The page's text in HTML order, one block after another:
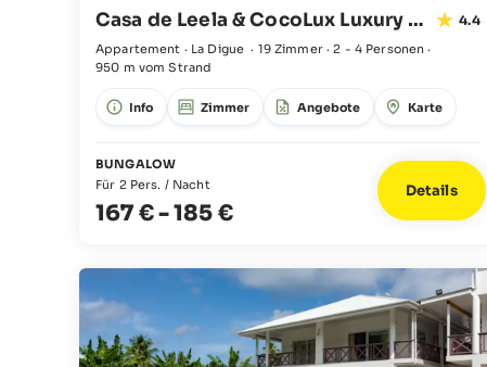
Casa de Leela & CocoLux Luxury Apartments 4.4
Appartement · La Digue · 19 Zimmer·2 - 4 Personen ·
950 m vom Strand
Info Zimmer Angebote Karte
BUNGALOW
Für 2 Pers. / Nacht
167 €-185 €
Details